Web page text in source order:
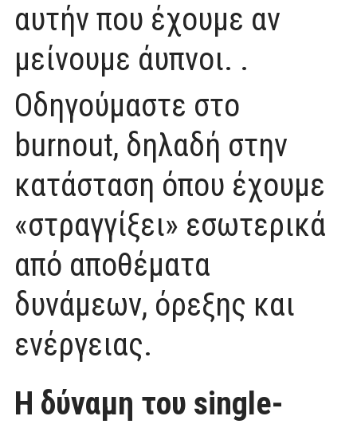
αυτήν που έχουμε αν
μείνουμε άυπνοι. .
Οδηγούμαστε στο
burnout, δηλαδή στην
κατάσταση όπου έχουμε
«στραγγίξει» εσωτερικά
από αποθέματα
δυνάμεων, όρεξης και
ενέργειας.
Η δύναμη του single-